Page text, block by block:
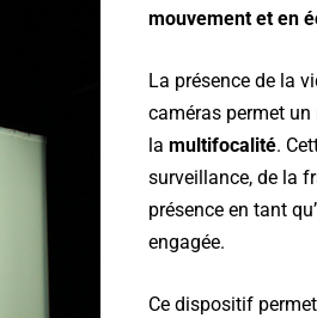
mouvement et en
La présence de la
caméras permet un
la multifocalité.
surveillance, de la
présence en tant
engagée.
Ce dispositif